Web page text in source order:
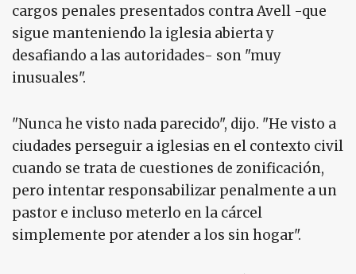
cargos penales presentados contra Avell -que
sigue manteniendo la iglesia abierta y
desafiando a las autoridades- son "muy
inusuales".
"Nunca he visto nada parecido", dijo. "He visto a
ciudades perseguir a iglesias en el contexto civil
cuando se trata de cuestiones de zonificación,
pero intentar responsabilizar penalmente a un
pastor e incluso meterlo en la cárcel
simplemente por atender a los sin hogar".